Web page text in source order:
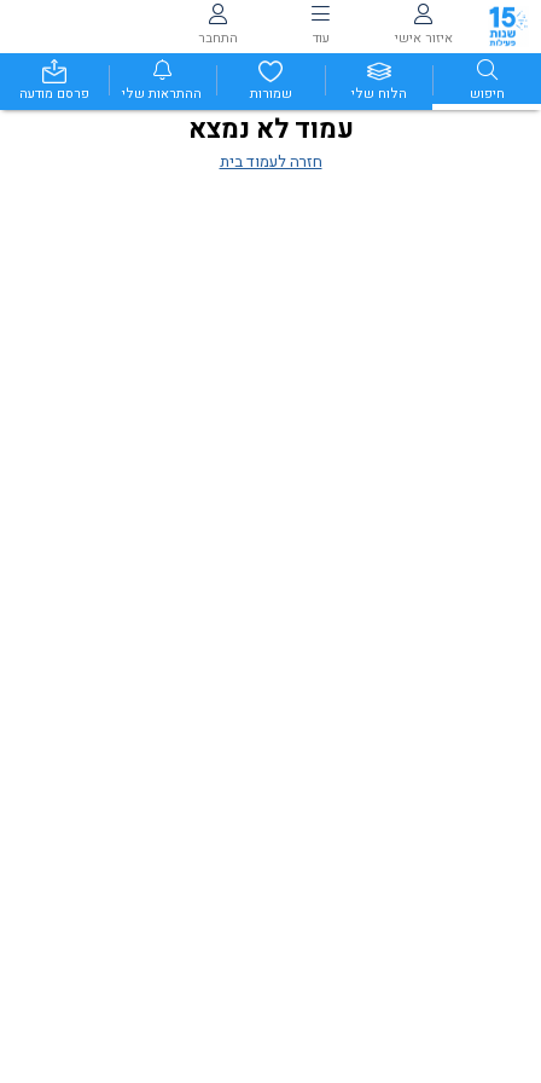
איזור אישי עוד התחבר
חיפוש הלוח שלי שמורות ההתראות שלי פרסם מודעה
עמוד לא נמצא
חזרה לעמוד בית